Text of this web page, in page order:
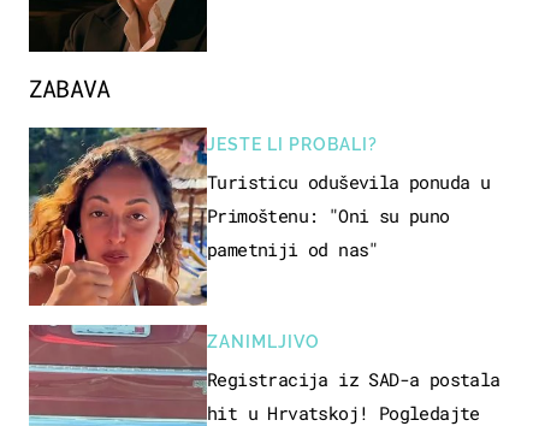
ZABAVA
JESTE LI PROBALI?
Turisticu oduševila ponuda u
Primoštenu: "Oni su puno
pametniji od nas"
ZANIMLJIVO
Registracija iz SAD-a postala
hit u Hrvatskoj! Pogledajte